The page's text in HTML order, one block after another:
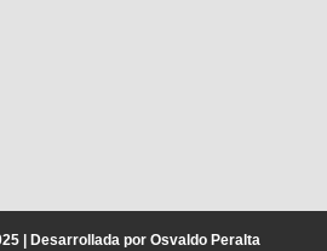
| Desarrollada por Osvaldo Peralta